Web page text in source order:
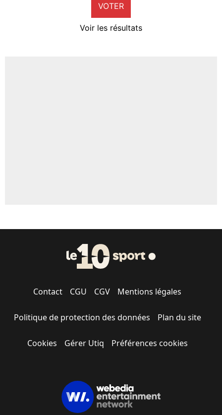
VOTER
Voir les résultats
Contact CGU CGV Mentions légales
Politique de protection des données Plan du site
Cookies Gérer Utiq Préférences cookies